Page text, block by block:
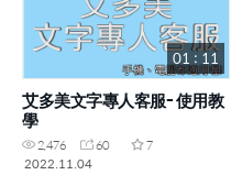
01 : 11
艾多美文字專人客服- 使用教
學
2,476 60
7
2022.11.04